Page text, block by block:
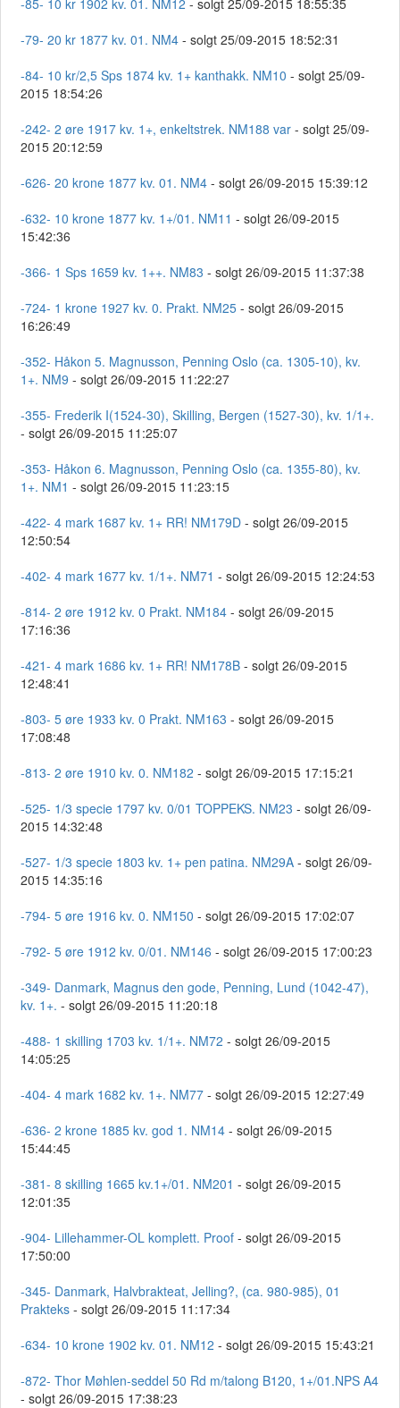
-85- 10 kr 1902 kv. 01. NM12 - solgt 25/09-2015 18:55:35
-79- 20 kr 1877 kv. 01. NM4 - solgt 25/09-2015 18:52:31
-84- 10 kr/2,5 Sps 1874 kv. 1+ kanthakk. NM10 - solgt 25/09-
2015 18:54:26
-242- 2 øre 1917 kv. 1+, enkeltstrek. NM188 var - solgt 25/09-
2015 20:12:59
-626- 20 krone 1877 kv. 01. NM4 - solgt 26/09-2015 15:39:12
-632- 10 krone 1877 kv. 1+/01. NM11 - solgt 26/09-2015
15:42:36
-366- 1 Sps 1659 kv. 1++. NM83 - solgt 26/09-2015 11:37:38
-724- 1 krone 1927 kv. 0. Prakt. NM25 - solgt 26/09-2015
16:26:49
-352- Håkon 5. Magnusson, Penning Oslo (ca. 1305-10), kv.
1+. NM9 - solgt 26/09-2015 11:22:27
-355- Frederik I(1524-30), Skilling, Bergen (1527-30), kv. 1/1+.
- solgt 26/09-2015 11:25:07
-353- Håkon 6. Magnusson, Penning Oslo (ca. 1355-80), kv.
1+. NM1 - solgt 26/09-2015 11:23:15
-422- 4 mark 1687 kv. 1+ RR! NM179D - solgt 26/09-2015
12:50:54
-402- 4 mark 1677 kv. 1/1+. NM71 - solgt 26/09-2015 12:24:53
-814- 2 øre 1912 kv. 0 Prakt. NM184 - solgt 26/09-2015
17:16:36
-421- 4 mark 1686 kv. 1+ RR! NM178B - solgt 26/09-2015
12:48:41
-803- 5 øre 1933 kv. 0 Prakt. NM163 - solgt 26/09-2015
17:08:48
-813- 2 øre 1910 kv. 0. NM182 - solgt 26/09-2015 17:15:21
-525- 1/3 specie 1797 kv. 0/01 TOPPEKS. NM23 - solgt 26/09-
2015 14:32:48
-527- 1/3 specie 1803 kv. 1+ pen patina. NM29A - solgt 26/09-
2015 14:35:16
-794- 5 øre 1916 kv. 0. NM150 - solgt 26/09-2015 17:02:07
-792- 5 øre 1912 kv. 0/01. NM146 - solgt 26/09-2015 17:00:23
-349- Danmark, Magnus den gode, Penning, Lund (1042-47),
kv. 1+. - solgt 26/09-2015 11:20:18
-488- 1 skilling 1703 kv. 1/1+. NM72 - solgt 26/09-2015
14:05:25
-404- 4 mark 1682 kv. 1+. NM77 - solgt 26/09-2015 12:27:49
-636- 2 krone 1885 kv. god 1. NM14 - solgt 26/09-2015
15:44:45
-381- 8 skilling 1665 kv.1+/01. NM201 - solgt 26/09-2015
12:01:35
-904- Lillehammer-OL komplett. Proof - solgt 26/09-2015
17:50:00
-345- Danmark, Halvbrakteat, Jelling?, (ca. 980-985), 01
Prakteks - solgt 26/09-2015 11:17:34
-634- 10 krone 1902 kv. 01. NM12 - solgt 26/09-2015 15:43:21
-872- Thor Møhlen-seddel 50 Rd m/talong B120, 1+/01.NPS A4
- solgt 26/09-2015 17:38:23